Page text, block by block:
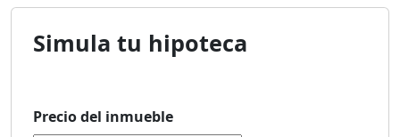
Simula tu hipoteca
Precio del inmueble